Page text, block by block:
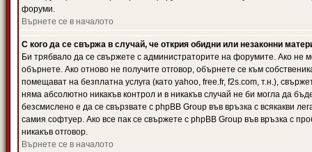
форуми.
Върнете се в началото
С кого да се свържа в случай, че открия обидни или незаконни
Би трябвало да се свържете с администраторите на форумите. Ако не
обърнете. Ако отново не получите отговор, обърнете се към
помещават на безплатна услуга (като yahoo, free.fr, f2s.com, т.н.),
няма абсолютно никакъв контрол и в никакъв случай не би могла да
безсмислено е да се свързвате с phpBB Group във връзка с всякакви
самия софтуер. Ако все пак се свържете с phpBB Group във връзка с
никакъв отговор.
Върнете се в началото